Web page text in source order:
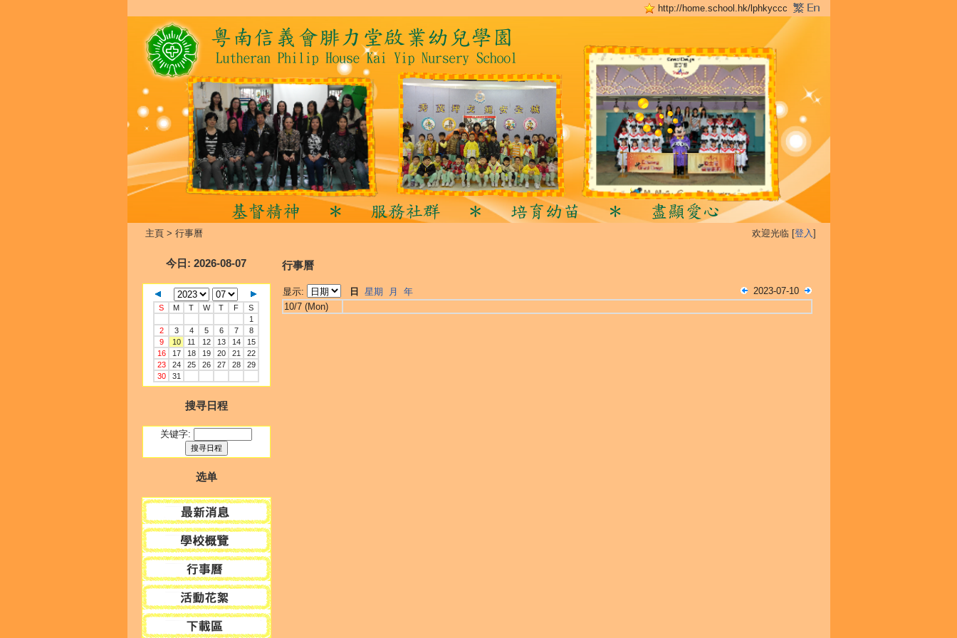
http://home.school.hk/lphkyccc
主頁> 行事曆 欢迎光临 [登入]
今日 : 2026-08-07
S M T W T F
S
1
2
3 4 5 6 7
8
9
10 11 12 13 14
15
16
17 18 19 20 21
22
23
24 25 26 27 28
29
30
31
搜寻日程
关键字:
选单
行事曆
显示: 日 星期 月 年
2023-07-10
10/7 (Mon)